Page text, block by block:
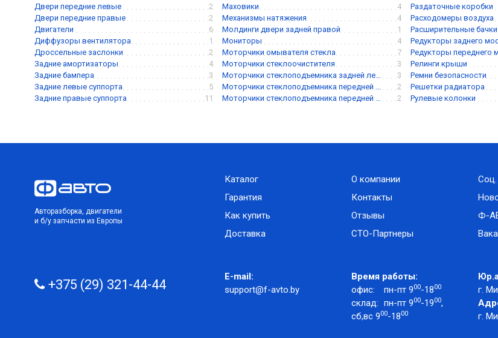
Двери передние левые
2
Двери передние правые
2
Двигатели
6
Диффузоры вентилятора
1
Дроссельные заслонки
2
Задние амортизаторы
4
Задние бампера
3
Задние левые суппорта
5
Задние правые суппорта
11
Маховики
4
Механизмы натяжения
4
Молдинги двери задней правой
1
Мониторы
4
Моторчики омывателя стекла
7
Моторчики стеклоочистителя
3
Моторчики стеклоподъемника задней ле...
3
Моторчики стеклоподъемника передней ...
2
Моторчики стеклоподъемника передней ...
2
Раздаточные коробки
Расходомеры воздуха
Расширительные бачки
Редукторы заднего
Редукторы переднего
Релинги крыши
Ремни безопасности
Решетки радиатора
Рулевые колонки
Авторазборка, двигатели
и б/у запчасти из Европы
Каталог
Гарантия
Как купить
Доставка
О компании
Контакты
Отзывы
СТО-Партнеры
Ф-
+375 (29) 321-44-44
E-mail:
support@f-avto.by
Время работы:
офис:
пн-пт 900-1800
склад: пн-пт 900-1900,
сб,вс 900-1800
г.
г.